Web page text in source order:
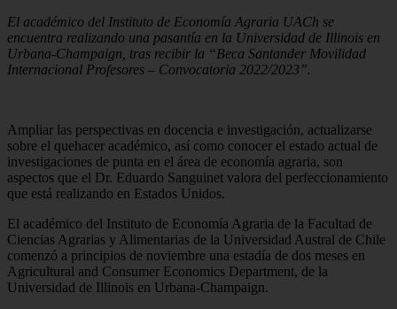
El académico del Instituto de Economía Agraria UACh se
encuentra realizando una pasantía en la Universidad de Illinois en
Urbana-Champaign, tras recibir la “Beca Santander Movilidad
Internacional Profesores – Convocatoria 2022/2023”.
Ampliar las perspectivas en docencia e investigación, actualizarse
sobre el quehacer académico, así como conocer el estado actual de
investigaciones de punta en el área de economía agraria, son
aspectos que el Dr. Eduardo Sanguinet valora del perfeccionamiento
que está realizando en Estados Unidos.
El académico del Instituto de Economía Agraria de la Facultad de
Ciencias Agrarias y Alimentarias de la Universidad Austral de Chile
comenzó a principios de noviembre una estadía de dos meses en
Agricultural and Consumer Economics Department, de la
Universidad de Illinois en Urbana-Champaign.